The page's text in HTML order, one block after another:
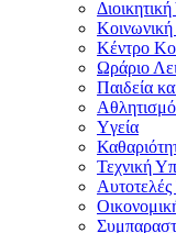
Κέντρο
Ωράριο
Παιδεία
Yγεία
Τεχνική